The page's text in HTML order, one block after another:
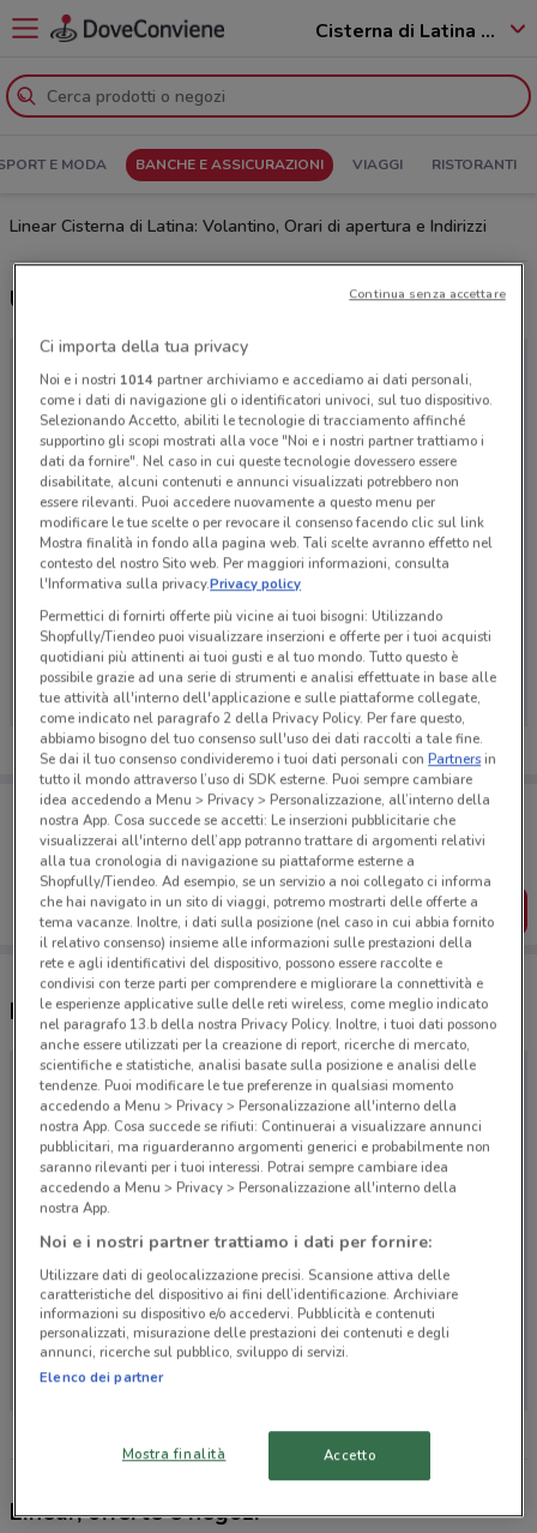
Cisterna di Latina - 04012
E MODA BANCHE E ASSICURAZIONI VIAGGI RISTORANTI
Linear Cisterna di Latina: Volantino, Orari di apertura e Indirizzi
Ultime offerte del volantino Linear
Ci dispiace, al momento non abbiamo pubblicato
volantini nella tua zona. Riprova più tardi.
Porta DoveConviene sempre con te!
Puoi trovare le migliori offerte dei negozi vicino a te,
salvarle e creare la tua lista del risparmio, comodamente
dal tuo cellulare.
SCARICA L’APP
Negozi Linear a Cisterna di Latina
Non ci sono negozi nelle vicinanze
Linear, offerte e negozi
Ci importa della tua privacy
Noi e i nostri 1014partner archiviamo e accediamo ai dati personali,
come i dati di navigazione gli o identificatori univoci, sul tuo dispositivo.
Selezionando Accetto, abiliti le tecnologie di tracciamento affinché
supportino gli scopi mostrati alla voce "Noi e i nostri partner trattiamo i
dati da fornire". Nel caso in cui queste tecnologie dovessero essere
disabilitate, alcuni contenuti e annunci visualizzati potrebbero non
essere rilevanti. Puoi accedere nuovamente a questo menu per
modificare le tue scelte o per revocare il consenso facendo clic sul link
Mostra finalità in fondo alla pagina web. Tali scelte avranno effetto nel
contesto del nostro Sito web. Per maggiori informazioni, consulta
l'Informativa sulla privacy.Privacy policy
Permettici di fornirti offerte più vicine ai tuoi bisogni: Utilizzando
Shopfully/Tiendeo puoi visualizzare inserzioni e offerte per i tuoi acquisti
quotidiani più attinenti ai tuoi gusti e al tuo mondo. Tutto questo è
possibile grazie ad una serie di strumenti e analisi effettuate in base alle
tue attività all'interno dell'applicazione e sulle piattaforme collegate,
come indicato nel paragrafo 2 della Privacy Policy. Per fare questo,
abbiamo bisogno del tuo consenso sull'uso dei dati raccolti a tale fine.
Se dai il tuo consenso condivideremo i tuoi dati personali conPartnersin
tutto il mondo attraverso l’uso di SDK esterne. Puoi sempre cambiare
idea accedendo a Menu > Privacy > Personalizzazione, all’interno della
nostra App. Cosa succede se accetti: Le inserzioni pubblicitarie che
visualizzerai all'interno dell’app potranno trattare di argomenti relativi
alla tua cronologia di navigazione su piattaforme esterne a
Shopfully/Tiendeo. Ad esempio, se un servizio a noi collegato ci informa
che hai navigato in un sito di viaggi, potremo mostrarti delle offerte a
tema vacanze. Inoltre, i dati sulla posizione (nel caso in cui abbia fornito
il relativo consenso) insieme alle informazioni sulle prestazioni della
rete e agli identificativi del dispositivo, possono essere raccolte e
condivisi con terze parti per comprendere e migliorare la connettività e
le esperienze applicative sulle delle reti wireless, come meglio indicato
nel paragrafo 13.b della nostra Privacy Policy. Inoltre, i tuoi dati possono
anche essere utilizzati per la creazione di report, ricerche di mercato,
scientifiche e statistiche, analisi basate sulla posizione e analisi delle
tendenze. Puoi modificare le tue preferenze in qualsiasi momento
accedendo a Menu > Privacy > Personalizzazione all'interno della
nostra App. Cosa succede se rifiuti: Continuerai a visualizzare annunci
pubblicitari, ma riguarderanno argomenti generici e probabilmente non
saranno rilevanti per i tuoi interessi. Potrai sempre cambiare idea
accedendo a Menu > Privacy > Personalizzazione all'interno della
nostra App.
Noi e i nostri partner trattiamo i dati per fornire:
Utilizzare dati di geolocalizzazione precisi. Scansione attiva delle
caratteristiche del dispositivo ai fini dell’identificazione. Archiviare
informazioni su dispositivo e/o accedervi. Pubblicità e contenuti
personalizzati, misurazione delle prestazioni dei contenuti e degli
annunci, ricerche sul pubblico, sviluppo di servizi.
Elenco dei partner
Mostra finalità Accetto
Continua senza accettare